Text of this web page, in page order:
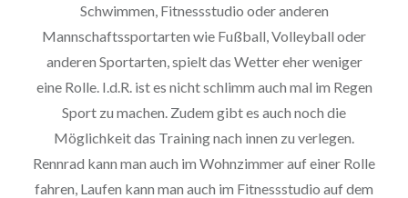
Schwimmen, Fitnessstudio oder anderen
Mannschaftssportarten wie Fußball, Volleyball oder
anderen Sportarten, spielt das Wetter eher weniger
eine Rolle. I.d.R. ist es nicht schlimm auch mal im Regen
Sport zu machen. Zudem gibt es auch noch die
Möglichkeit das Training nach innen zu verlegen.
Rennrad kann man auch im Wohnzimmer auf einer Rolle
fahren, Laufen kann man auch im Fitnessstudio auf dem